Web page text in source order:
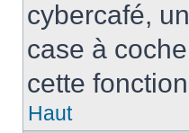
cybercafé,
case à
cette
Haut